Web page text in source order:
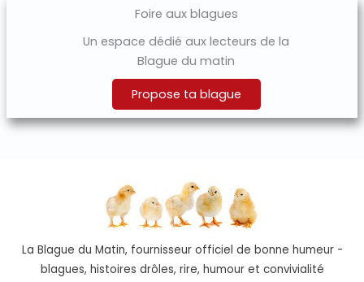
Foire aux blagues
Un espace dédié aux lecteurs de la
Blague du matin
Propose ta blague
La Blague du Matin, fournisseur officiel de bonne humeur -
blagues, histoires drôles, rire, humour et convivialité